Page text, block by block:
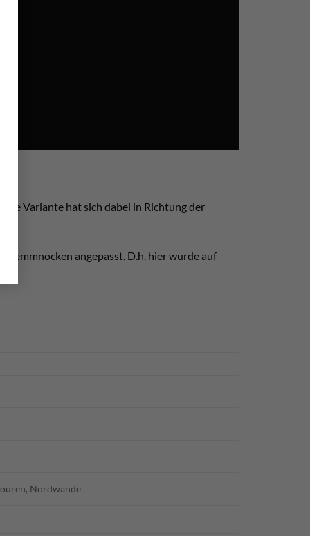
Variante hat sich dabei in Richtung der
angepasst. D.h. hier wurde auf
Nordwände